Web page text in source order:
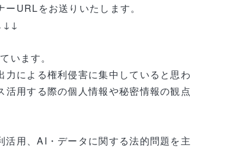
URLをお送りいたします。
います。
による権利侵害に集中していると思わ
用する際の個人情報や秘密情報の観点
用、AI・データに関する法的問題を主